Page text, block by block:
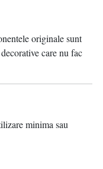
originale sunt
care nu fac
minima sau